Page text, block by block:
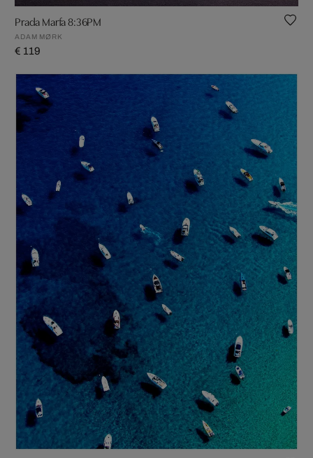
Prada Marfa 8:36PM
ADAM MØRK
€ 119